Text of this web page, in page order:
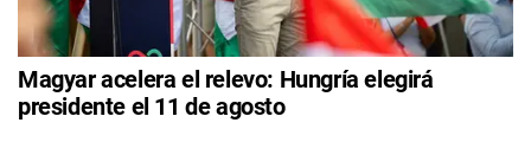
Magyar acelera el relevo: Hungría elegirá
presidente el 11 de agosto